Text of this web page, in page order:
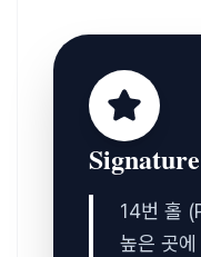
14번 홀
높은 곳